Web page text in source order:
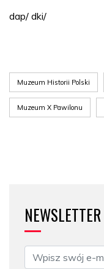
dap/ dki/
Muzeum Historii Polski
Muzeum X Pawilonu
NEWSLETTER